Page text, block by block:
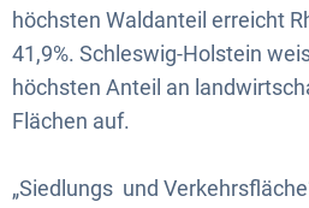
höchsten Waldanteil erreicht
41,9%. Schleswig-Holstein
höchsten Anteil an
Flächen auf.
„Siedlungs und